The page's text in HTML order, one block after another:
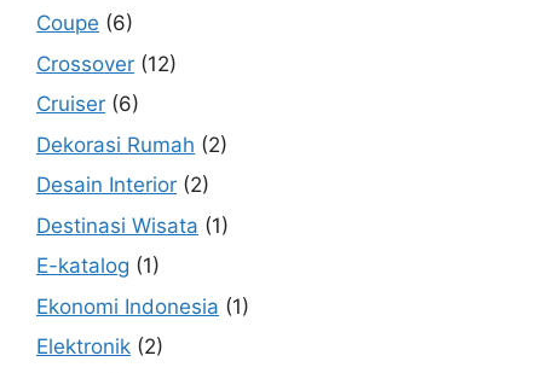
Coupe (6)
Crossover (12)
Cruiser (6)
Dekorasi Rumah (2)
Desain Interior (2)
Destinasi Wisata (1)
E-katalog (1)
Ekonomi Indonesia (1)
Elektronik (2)